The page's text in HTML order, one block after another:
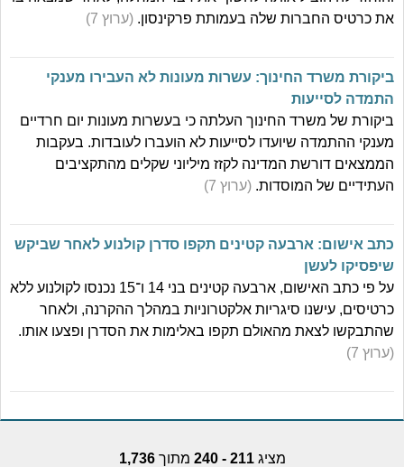
את כרטיס החברות שלה בעמותת פרקינסון. (ערוץ 7)
ביקורת משרד החינוך: עשרות מעונות לא העבירו מענקי
התמדה לסייעות
ביקורת של משרד החינוך העלתה כי בעשרות מעונות יום חרדיים
מענקי ההתמדה שיועדו לסייעות לא הועברו לעובדות. בעקבות
הממצאים דורשת המדינה לקזז מיליוני שקלים מהתקציבים
העתידיים של המוסדות. (ערוץ 7)
כתב אישום: ארבעה קטינים תקפו סדרן קולנוע לאחר שביקש
שיפסיקו לעשן
על פי כתב האישום, ארבעה קטינים בני 14 ו־15 נכנסו לקולנוע ללא
כרטיסים, עישנו סיגריות אלקטרוניות במהלך ההקרנה, ולאחר
שהתבקשו לצאת מהאולם תקפו באלימות את הסדרן ופצעו אותו.
(ערוץ 7)
מציג211 - 240 מתוך1,736